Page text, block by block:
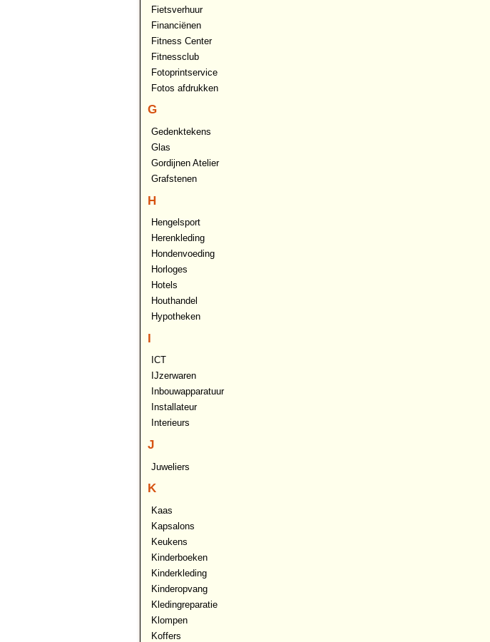
Fietsverhuur
Financiënen
Fitness Center
Fitnessclub
Fotoprintservice
Fotos afdrukken
G
Gedenktekens
Glas
Gordijnen Atelier
Grafstenen
H
Hengelsport
Herenkleding
Hondenvoeding
Horloges
Hotels
Houthandel
Hypotheken
I
ICT
IJzerwaren
Inbouwapparatuur
Installateur
Interieurs
J
Juweliers
K
Kaas
Kapsalons
Keukens
Kinderboeken
Kinderkleding
Kinderopvang
Kledingreparatie
Klompen
Koffers